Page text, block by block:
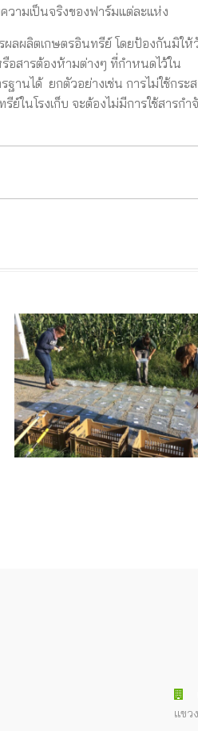
ามเป็นจริงของฟาร์มแต่ละแห่ง
ผลผลิตเกษตรอินทรีย์ โดยป้องกันมิให้
สารต้องห้ามต่างๆ ที่กำหนดไว้ใน
านได้ ยกตัวอย่างเช่น การไม่ใช้กระ
ในโรงเก็บ จะต้องไม่มีการใช้สารกำ
แขว